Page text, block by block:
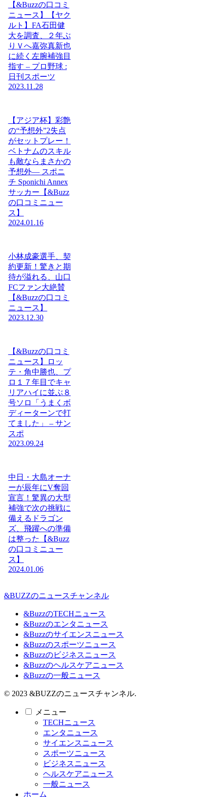
【&Buzzの口コミ
ニュース】【ヤク
ルト】FA石田健
大を調査、２年ぶ
りＶへ嘉弥真新也
に続く左腕補強目
指す – プロ野球 :
日刊スポーツ
2023.11.28
【アジア杯】彩艶
の“予想外”2失点
がセットプレー！
ベトナムのスキル
も敵ならまさかの
予想外― スポニ
チ Sponichi Annex
サッカー【&Buzz
の口コミニュー
ス】
2024.01.16
小林成豪選手、契
約更新！驚きと期
待が溢れる、山口
FCファン大絶賛
【&Buzzの口コミ
ニュース】
2023.12.30
【&Buzzの口コミ
ニュース】ロッ
テ・角中勝也、プ
ロ１７年目でキャ
リアハイに並ぶ８
号ソロ「うまくボ
ディーターンで打
てました」 – サン
スポ
2023.09.24
中日・大島オーナ
ーが辰年にV奪回
宣言！驚異の大型
補強で次の挑戦に
備えるドラゴン
ズ、飛躍への準備
は整った【&Buzz
の口コミニュー
ス】
2024.01.06
&BUZZのニュースチャンネル
&BuzzのTECHニュース
&Buzzのエンタニュース
&Buzzのサイエンスニュース
&Buzzのスポーツニュース
&Buzzのビジネスニュース
&Buzzのヘルスケアニュース
&Buzzの一般ニュース
© 2023 &BUZZのニュースチャンネル.
メニュー
TECHニュース
エンタニュース
サイエンスニュース
スポーツニュース
ビジネスニュース
ヘルスケアニュース
一般ニュース
ホーム